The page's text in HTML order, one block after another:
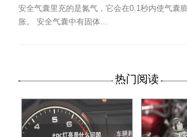
安全气囊里充的是氮气，它会在0.1秒内使气囊
胀。 安全气囊中有固体...
热门阅读